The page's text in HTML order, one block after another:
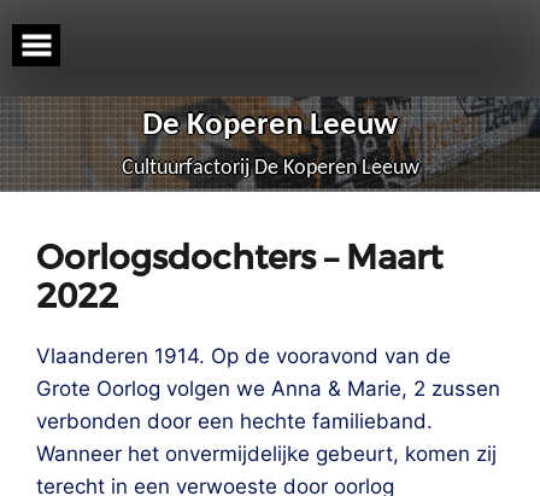
to
content
De Koperen Leeuw
Cultuurfactorij De Koperen Leeuw
Oorlogsdochters – Maart
2022
Vlaanderen 1914. Op de vooravond van de
Grote Oorlog volgen we Anna & Marie, 2 zussen
verbonden door een hechte familieband.
Wanneer het onvermijdelijke gebeurt, komen zij
terecht in een verwoeste door oorlog